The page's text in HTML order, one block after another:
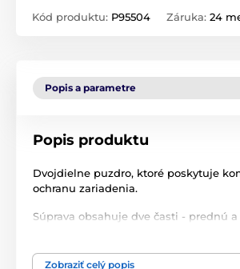
Kód produktu: P95504 Záruka: 24
Popis a parametre
Popis produktu
Dvojdielne puzdro, ktoré poskytuje
ochranu zariadenia.
Súprava obsahuje dve časti - prednú
nezhrubne ho. Poskytuje úplný
Zobraziť celý popis